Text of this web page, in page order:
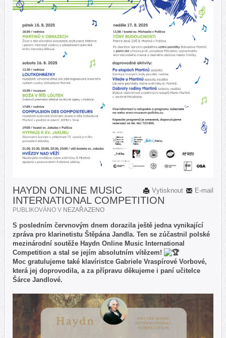
E-mail
Vytisknout
HAYDN ONLINE MUSIC
INTERNATIONAL COMPETITION
PUBLIKOVÁNO V NEZAŘAZENO
S posledním červnovým dnem dorazila ještě jedna vynikající
zpráva pro klarinetistu Štěpána Jandla. Ten se zúčastnil polské
mezinárodní soutěže Haydn Online Music International
Competition a stal se jejím absolutním vítězem!
Moc gratulujeme také klavíristce Gabriele Vraspírové Vorbové,
která jej doprovodila, a za přípravu děkujeme i paní učitelce
Šárce Jandlové.